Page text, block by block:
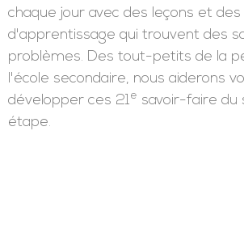
comprendre ou être conscient de «
j'apprends le mieux et pourquoi »
important pour réussir dans leur
professionnelle.
Dans une école Nord Anglia, notre
l'enseignement et de